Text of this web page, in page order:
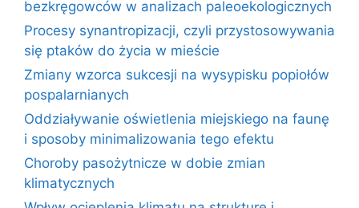
bezkręgowców w analizach paleoekologicznych
Procesy synantropizacji, czyli przystosowywania
się ptaków do życia w mieście
Zmiany wzorca sukcesji na wysypisku popiołów
pospalarnianych
Oddziaływanie oświetlenia miejskiego na faunę
i sposoby minimalizowania tego efektu
Choroby pasożytnicze w dobie zmian
klimatycznych